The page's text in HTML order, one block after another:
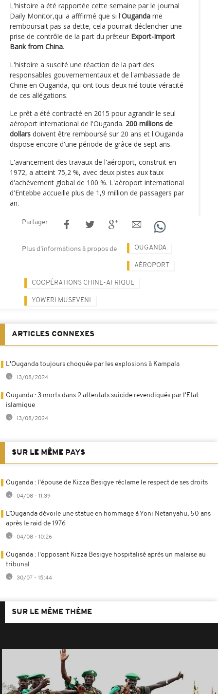
L'histoire a été rapportée cette semaine par le journal
Daily Monitor,qui a afffirmé que si l'Ouganda me
remboursait pas sa dette, cela pourrait déclencher une
prise de contrôle de la part du prêteur Export-Import
Bank from China.
L'histoire a suscité une réaction de la part des
responsables gouvernementaux et de l'ambassade de
Chine en Ouganda, qui ont tous deux nié toute véracité
de ces allégations.
Le prêt a été contracté en 2015 pour agrandir le seul
aéroport international de l'Ouganda. 200 millions de
dollars doivent être remboursé sur 20 ans et l'Ouganda
dispose encore d'une période de grâce de sept ans.
L'avancement des travaux de l'aéroport, construit en
1972, a atteint 75,2 %, avec deux pistes aux taux
d'achèvement global de 100 %. L'aéroport international
d'Entebbe accueille plus de 1,9 million de passagers par
an.
Partager
Plus d'informations à propos de OUGANDA
AÉROPORT
COOPÉRATIONS CHINE-AFRIQUE
YOWERI MUSEVENI
ARTICLES CONNEXES
L'Ouganda toujours choquée par les explosions à Kampala
13/08/2024
Ouganda : 3 morts dans 2 attentats suicide revendiqués par l'Etat
islamique
13/08/2024
SUR LE MÊME PAYS
Ouganda : l'épouse de Kizza Besigye réclame le respect de ses droits
04/08 - 11:39
L’Ouganda dévoile une statue en hommage à Yoni Netanyahu, 50 ans
après le raid de 1976
04/08 - 10:26
Ouganda : l'opposant Kizza Besigye hospitalisé après un malaise au
tribunal
30/07 - 15:44
SUR LE MÊME THÈME